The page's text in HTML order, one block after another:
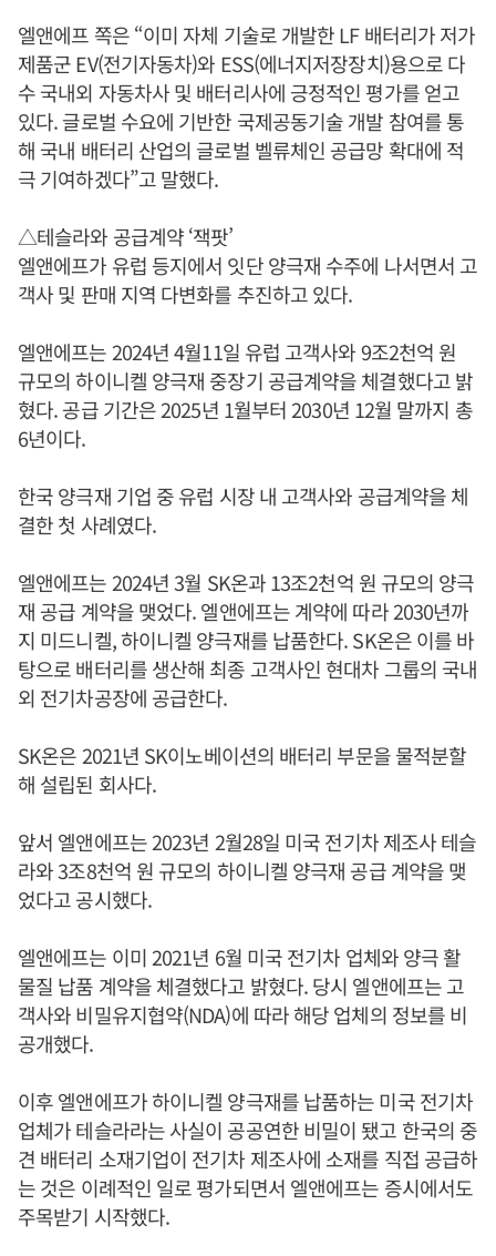
엘앤에프 쪽은 “이미 자체 기술로 개발한 LF 배터리가 저가
제품군 EV(전기자동차)와 ESS(에너지저장장치)용으로 다
수 국내외 자동차사 및 배터리사에 긍정적인 평가를 얻고
있다. 글로벌 수요에 기반한 국제공동기술 개발 참여를 통
해 국내 배터리 산업의 글로벌 벨류체인 공급망 확대에 적
극 기여하겠다”고 말했다.
△테슬라와 공급계약 ‘잭팟’
엘앤에프가 유럽 등지에서 잇단 양극재 수주에 나서면서 고
객사 및 판매 지역 다변화를 추진하고 있다.
엘앤에프는 2024년 4월11일 유럽 고객사와 9조2천억 원
규모의 하이니켈 양극재 중장기 공급계약을 체결했다고 밝
혔다. 공급 기간은 2025년 1월부터 2030년 12월 말까지 총
6년이다.
한국 양극재 기업 중 유럽 시장 내 고객사와 공급계약을 체
결한 첫 사례였다.
엘앤에프는 2024년 3월 SK온과 13조2천억 원 규모의 양극
재 공급 계약을 맺었다. 엘앤에프는 계약에 따라 2030년까
지 미드니켈, 하이니켈 양극재를 납품한다. SK온은 이를 바
탕으로 배터리를 생산해 최종 고객사인 현대차 그룹의 국내
외 전기차공장에 공급한다.
SK온은 2021년 SK이노베이션의 배터리 부문을 물적분할
해 설립된 회사다.
앞서 엘앤에프는 2023년 2월28일 미국 전기차 제조사 테슬
라와 3조8천억 원 규모의 하이니켈 양극재 공급 계약을 맺
었다고 공시했다.
엘앤에프는 이미 2021년 6월 미국 전기차 업체와 양극 활
물질 납품 계약을 체결했다고 밝혔다. 당시 엘앤에프는 고
객사와 비밀유지협약(NDA)에 따라 해당 업체의 정보를 비
공개했다.
이후 엘앤에프가 하이니켈 양극재를 납품하는 미국 전기차
업체가 테슬라라는 사실이 공공연한 비밀이 됐고 한국의 중
견 배터리 소재기업이 전기차 제조사에 소재를 직접 공급하
는 것은 이례적인 일로 평가되면서 엘앤에프는 증시에서도
주목받기 시작했다.